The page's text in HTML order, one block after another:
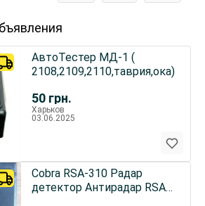
50 грн.
АвтоТестер МД-1 (
2108,2109,2110,таврия,ока)
Харьков
03.06.2025
Cobra RSA-310 Радар
детектор Антирадар RSA